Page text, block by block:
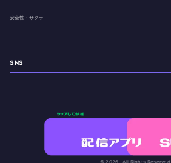
安全性・サクラ
SNS